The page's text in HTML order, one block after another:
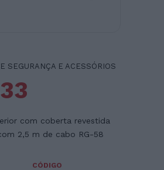
SEGURANÇA E ACESSÓRIOS
com coberta revestida
2,5 m de cabo RG-58
CÓDIGO